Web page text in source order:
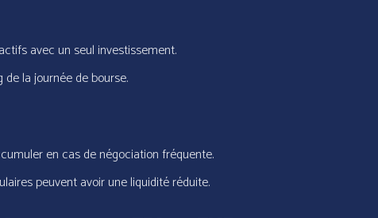
avec un seul investissement.
la journée de bourse.
en cas de négociation fréquente.
peuvent avoir une liquidité réduite.